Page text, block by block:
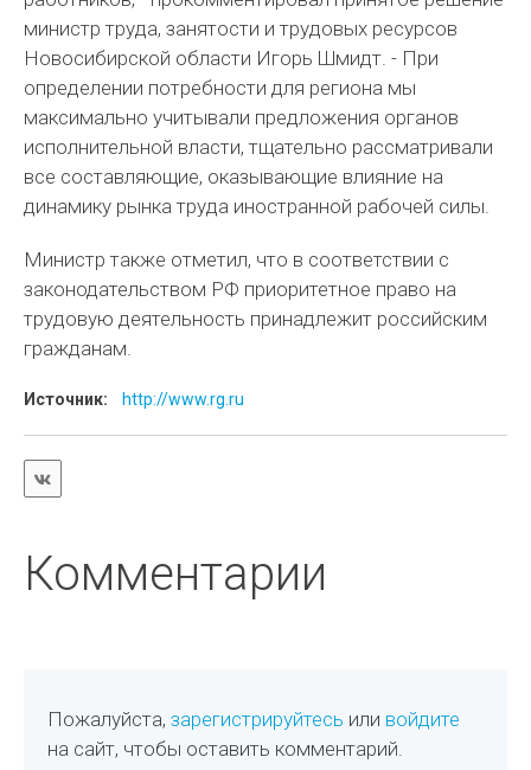
министр труда, занятости и трудовых ресурсов
Новосибирской области Игорь Шмидт. - При
определении потребности для региона мы
максимально учитывали предложения органов
исполнительной власти, тщательно рассматривали
все составляющие, оказывающие влияние на
динамику рынка труда иностранной рабочей силы.
Министр также отметил, что в соответствии с
законодательством РФ приоритетное право на
трудовую деятельность принадлежит российским
гражданам.
Источник: http://www.rg.ru
Комментарии
Пожалуйста,зарегистрируйтесь или войдите
на сайт, чтобы оставить комментарий.